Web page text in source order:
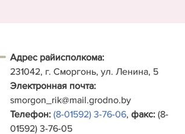
Адрес райисполкома:
231042, г. Сморгонь, ул. Ленина, 5
Электронная почта:
smorgon_rik@mail.grodno.by
Телефон: (8-01592) 3-76-06, факс: (8-
01592) 3-76-05